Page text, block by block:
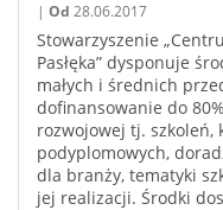
| Od 28.06.2017
Stowarzyszenie
Pasłęka” dysponuje
małych i średnich
dofinansowanie do
rozwojowej tj. szkoleń,
podyplomowych,
dla branży, tematyki
jej realizacji. Środki